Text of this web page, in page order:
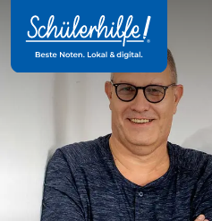
Hauptinhalt